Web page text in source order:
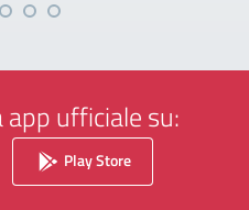
app ufficiale su:
Play Store